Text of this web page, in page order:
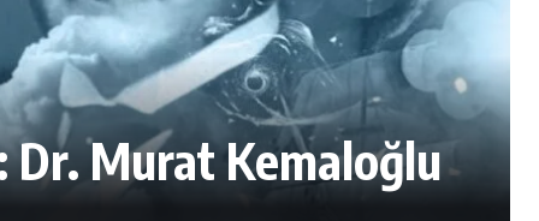
Dr. Murat Kemaloğlu